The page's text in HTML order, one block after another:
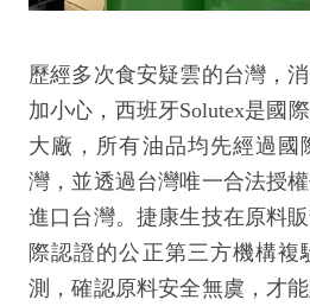
歷經多次食安疑雲的台灣，
加小心，西班牙Solutex是國
大廠，所有油品均先經過國
灣，並透過台灣唯一合法授
進口台灣。捷康生技在原料
際認證的公正第三方機構複
測，確認原料安全無虞，才